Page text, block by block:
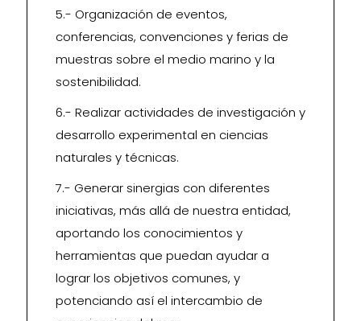
5.- Organización de eventos,
conferencias, convenciones y ferias de
muestras sobre el medio marino y la
sostenibilidad.
6.- Realizar actividades de investigación y
desarrollo experimental en ciencias
naturales y técnicas.
7.- Generar sinergias con diferentes
iniciativas, más allá de nuestra entidad,
aportando los conocimientos y
herramientas que puedan ayudar a
lograr los objetivos comunes, y
potenciando así el intercambio de